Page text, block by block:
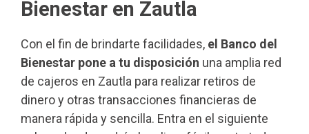
Bienestar en Zautla
Con el fin de brindarte facilidades, el Banco del
Bienestar pone a tu disposición una amplia red
de cajeros en Zautla para realizar retiros de
dinero y otras transacciones financieras de
manera rápida y sencilla. Entra en el siguiente